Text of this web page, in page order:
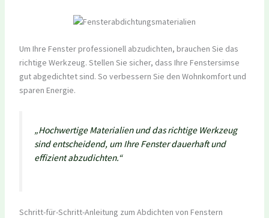
Um Ihre Fenster professionell abzudichten, brauchen Sie das
richtige Werkzeug. Stellen Sie sicher, dass Ihre Fenstersimse
gut abgedichtet sind. So verbessern Sie den Wohnkomfort und
sparen Energie.
„Hochwertige Materialien und das richtige Werkzeug
sind entscheidend, um Ihre Fenster dauerhaft und
effizient abzudichten.“
Schritt-für-Schritt-Anleitung zum Abdichten von Fenstern